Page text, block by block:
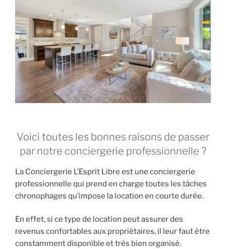
Voici toutes les bonnes raisons de passer
par notre conciergerie professionnelle ?
La Conciergerie L’Esprit Libre est une conciergerie
professionnelle qui prend en charge toutes les tâches
chronophages qu’impose la location en courte durée.
En effet, si ce type de location peut assurer des
revenus confortables aux propriétaires, il leur faut être
constamment disponible et très bien organisé.